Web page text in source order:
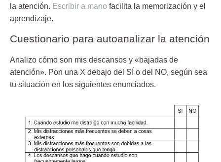
la atención. Escribir a mano facilita la memorización y el
aprendizaje.
Cuestionario para autoanalizar la atención
Analizo cómo son mis descansos y «bajadas de
atención». Pon una X debajo del SÍ o del NO, según sea
tu situación en los siguientes enunciados.